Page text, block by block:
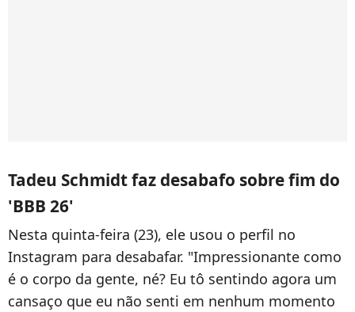
Tadeu Schmidt faz desabafo sobre fim do
'BBB 26'
Nesta quinta-feira (23), ele usou o perfil no
Instagram para desabafar. "Impressionante como
é o corpo da gente, né? Eu tô sentindo agora um
cansaço que eu não senti em nenhum momento